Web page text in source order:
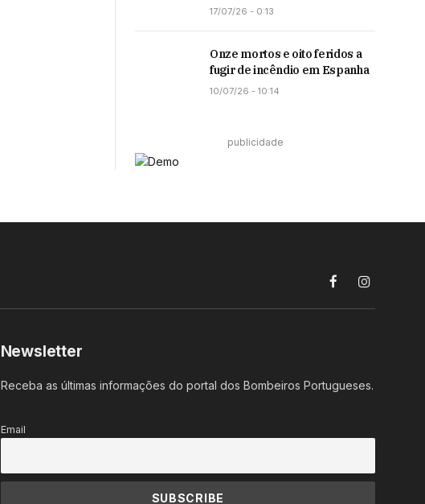
17/07/26 - 0:13
Onze mortos e oito feridos a
fugir de incêndio em Espanha
10/07/26 - 10:14
publicidade
FacebookInstagram
Newsletter
Receba as últimas informações do portal dos Bombeiros Portugueses.
Email